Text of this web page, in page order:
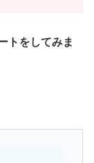
トをしてみま